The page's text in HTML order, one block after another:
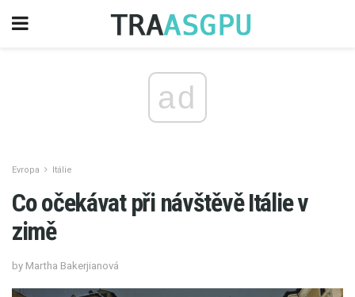
ad
Evropa Itálie
Co očekávat při návštěvě Itálie v
zimě
by Martha Bakerjianová